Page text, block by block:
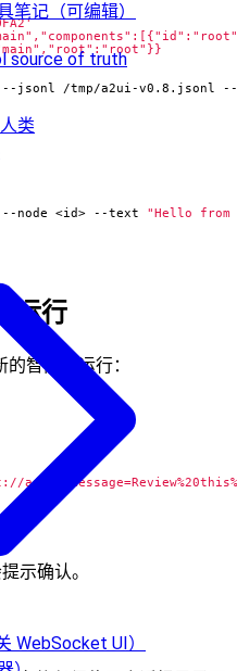
笔记（可编辑）
source of truth
类
WebSocket UI）
--jsonl /tmp/a2ui-v0.8.jsonl --
--node <id> --text "Hello from
运行
智能体运行：
示确认。